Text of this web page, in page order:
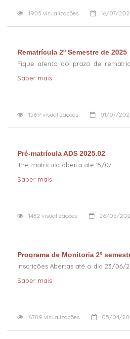
1905 visualizações 16/07/
Rematrícula 2º Semestre de 2025
Fique atento ao prazo de
Saber mais
1569 visualizações 01/07/
Pré-matrícula ADS 2025.02
.Pré-matrícula aberta até 15/07
Saber mais
1482 visualizações 26/05/
Programa de Monitoria 2º
Inscrições Abertas até o dia 23/06/
Saber mais
6709 visualizações 05/04/